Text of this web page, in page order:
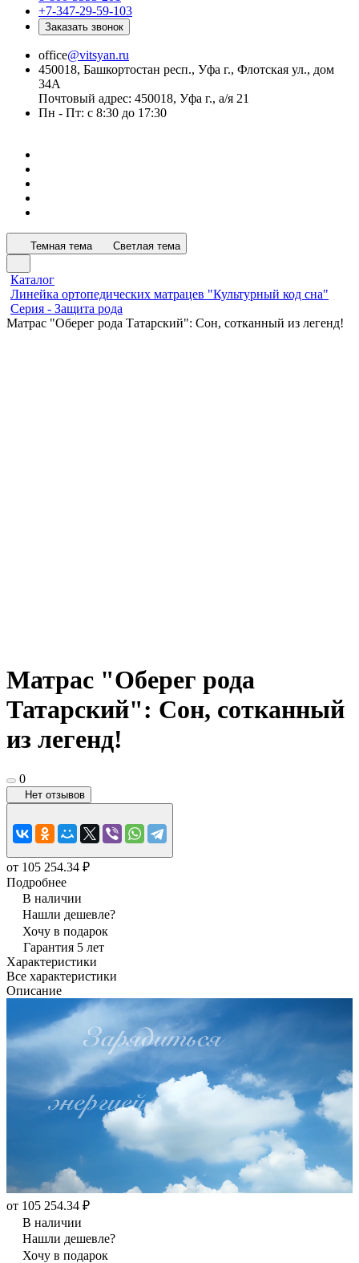
+7-347-29-59-103
Заказать звонок
office@vitsyan.ru
450018, Башкортостан респ., Уфа г., Флотская ул., дом
34А
Почтовый адрес: 450018, Уфа г., а/я 21
Пн - Пт: с 8:30 до 17:30
Темная тема Светлая тема
Каталог
Линейка ортопедических матрацев "Культурный код сна"
Серия - Защита рода
Матрас "Оберег рода Татарский": Сон, сотканный из легенд!
Матрас "Оберег рода
Татарский": Сон, сотканный
из легенд!
0
Нет отзывов
от 105 254.34 ₽
Подробнее
В наличии
Нашли дешевле?
Хочу в подарок
Гарантия 5 лет
Характеристики
Все характеристики
Описание
от 105 254.34 ₽
В наличии
Нашли дешевле?
Хочу в подарок